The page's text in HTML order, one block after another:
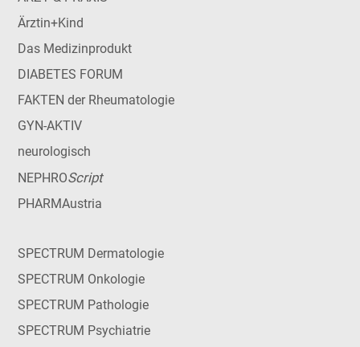
Ärztin+Kind
Das Medizinprodukt
DIABETES FORUM
FAKTEN der Rheumatologie
GYN-AKTIV
neurologisch
NEPHROScript
PHARMAustria
SPECTRUM Dermatologie
SPECTRUM Onkologie
SPECTRUM Pathologie
SPECTRUM Psychiatrie